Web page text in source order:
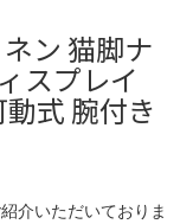
ン 猫脚ナ
スプレイ
式 腕付き
介いただいておりま